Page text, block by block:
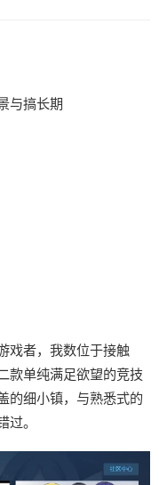
与搞长期
戏者，我数位于接触
款​​单纯满足欲望的竞技​​
的细小镇，与熟悉式的
。